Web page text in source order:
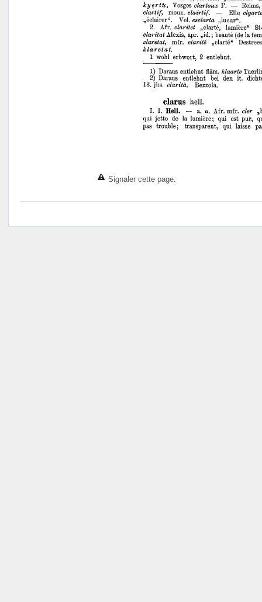
Signaler cette page.